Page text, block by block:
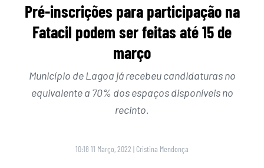
Pré-inscrições para participação na
Fatacil podem ser feitas até 15 de
março
Município de Lagoa já recebeu candidaturas no
equivalente a 70% dos espaços disponíveis no
recinto.
10:18 11 Março, 2022 | Cristina Mendonça